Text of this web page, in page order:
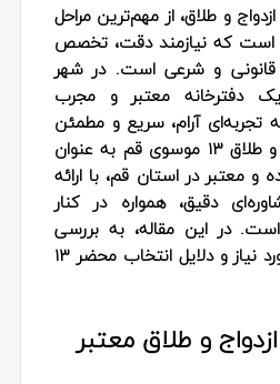
و طلاق، از مهم‌ترین مراحل
است که نیازمند دقت، تخصص
قانونی و شرعی است. در شهر
دفترخانه معتبر و مجرب
تجربه‌ای آرام، سریع و مطمئن
تبدیل کند. دفتر ازدواج و طلاق ۱۳ موسوی قم به عنوان
و معتبر در استان قم، با ارائه
دقیق، همواره در کنار
در این مقاله، به بررسی
جامع خدمات، مدارک مورد نیاز و دلایل انتخاب محضر ۱۳
و طلاق معتبر